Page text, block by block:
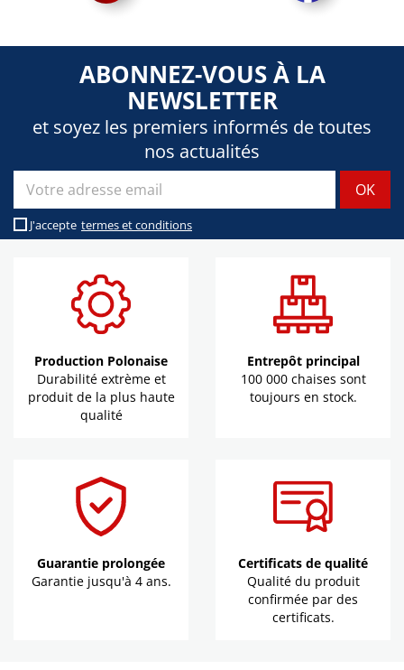
ABONNEZ-VOUS À LA
NEWSLETTER
et soyez les premiers informés de toutes
nos actualités
J'accepte termes et conditions
Production Polonaise
Durabilité extrème et
produit de la plus haute
qualité
Entrepôt principal
100 000 chaises sont
toujours en stock.
Guarantie prolongée
Garantie jusqu'à 4 ans.
Certificats de qualité
Qualité du produit
confirmée par des
certificats.